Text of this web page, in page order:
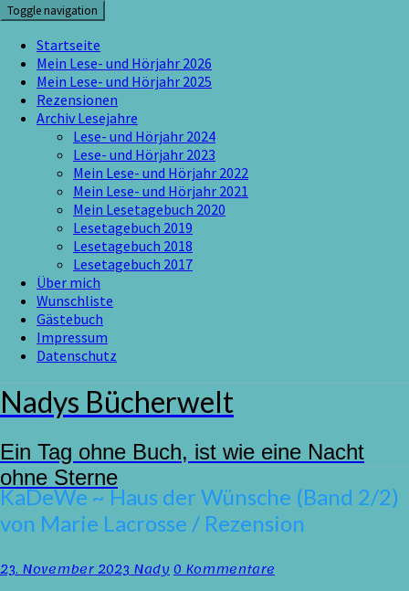
Skip
to
content
Toggle navigation
Startseite
Mein Lese- und Hörjahr 2026
Mein Lese- und Hörjahr 2025
Rezensionen
Archiv Lesejahre
Lese- und Hörjahr 2024
Lese- und Hörjahr 2023
Mein Lese- und Hörjahr 2022
Mein Lese- und Hörjahr 2021
Mein Lesetagebuch 2020
Lesetagebuch 2019
Lesetagebuch 2018
Lesetagebuch 2017
Über mich
Wunschliste
Gästebuch
Impressum
Datenschutz
Nadys Bücherwelt
Ein Tag ohne Buch, ist wie eine Nacht
ohne Sterne
KaDeWe
~
Haus
Wünsche
KaDeWe ~ Haus der Wünsche (Band 2/2)
von Marie Lacrosse / Rezension
23. November 2023NadyKommentare
0 Kommentare